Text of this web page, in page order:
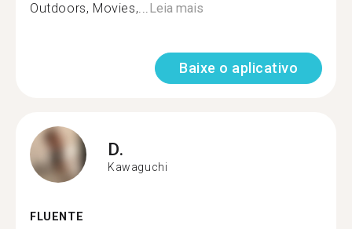
Outdoors, Movies,...Leia mais
Baixe o aplicativo
D.
Kawaguchi
FLUENTE